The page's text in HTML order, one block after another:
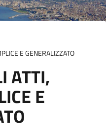
E GENERALIZZATO
ATTI,
E